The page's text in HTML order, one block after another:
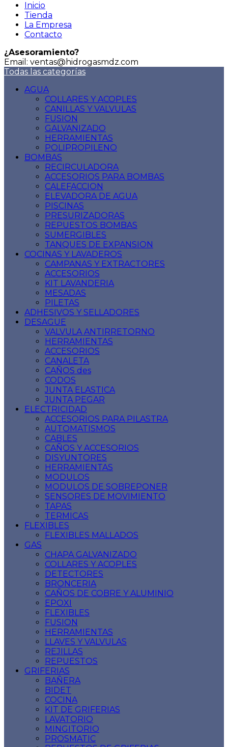
Inicio
Tienda
La Empresa
Contacto
¿Asesoramiento?
Email: ventas@hidrogasmdz.com
Todas las categorías
AGUA
COLLARES Y ACOPLES
CANILLAS Y VALVULAS
FUSION
GALVANIZADO
HERRAMIENTAS
POLIPROPILENO
BOMBAS
RECIRCULADORA
ACCESORIOS PARA BOMBAS
CALEFACCION
ELEVADORA DE AGUA
PISCINAS
PRESURIZADORAS
REPUESTOS BOMBAS
SUMERGIBLES
TANQUES DE EXPANSION
COCINAS Y LAVADEROS
CAMPANAS Y EXTRACTORES
ACCESORIOS
KIT LAVANDERIA
MESADAS
PILETAS
ADHESIVOS Y SELLADORES
DESAGUE
VALVULA ANTIRRETORNO
HERRAMIENTAS
ACCESORIOS
CANALETA
CAÑOS des
CODOS
JUNTA ELASTICA
JUNTA PEGAR
ELECTRICIDAD
ACCESORIOS PARA PILASTRA
AUTOMATISMOS
CABLES
CAÑOS Y ACCESORIOS
DISYUNTORES
HERRAMIENTAS
MODULOS
MODULOS DE SOBREPONER
SENSORES DE MOVIMIENTO
TAPAS
TERMICAS
FLEXIBLES
FLEXIBLES MALLADOS
GAS
CHAPA GALVANIZADO
COLLARES Y ACOPLES
DETECTORES
BRONCERIA
CAÑOS DE COBRE Y ALUMINIO
EPOXI
FLEXIBLES
FUSION
HERRAMIENTAS
LLAVES Y VALVULAS
REJILLAS
REPUESTOS
GRIFERIAS
BAÑERA
BIDET
COCINA
KIT DE GRIFERIAS
LAVATORIO
MINGITORIO
PROSMATIC